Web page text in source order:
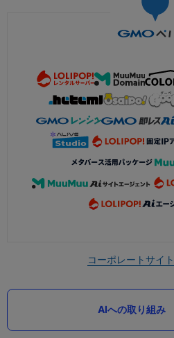
コーポレートサイト
AIへの取り組み